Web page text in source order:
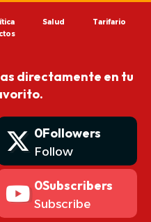
Salud
Tarifario
directamente en tu
0Followers
Follow
0Subscribers
Subscribe